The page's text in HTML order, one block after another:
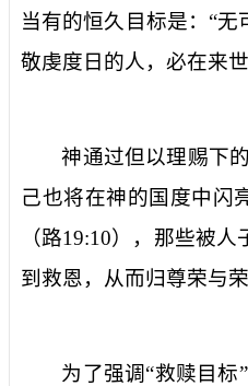
当有的恒久目标是：“无
敬虔度日的人，必在来
神通过但以理赐下
己也将在神的国度中闪
（路19:10），那些被人
到救恩，从而归尊荣与荣
为了强调“救赎目